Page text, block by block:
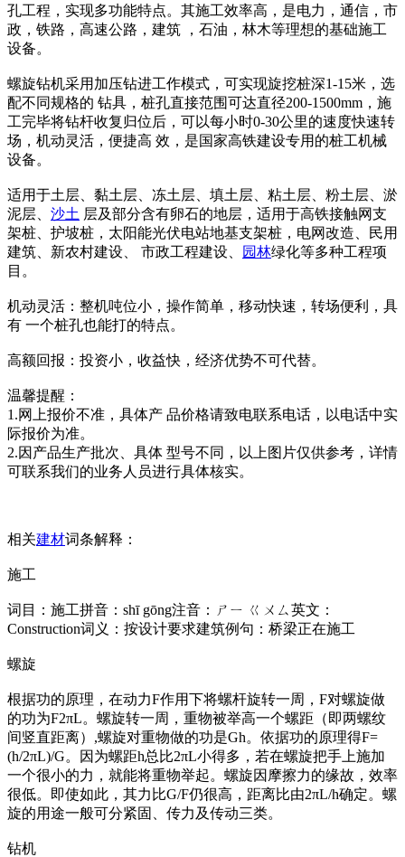
孔工程，实现多功能特点。其施工效率高，是电力，通信，市
政，铁路，高速公路，建筑 ，石油，林木等理想的基础施工
设备。
螺旋钻机采用加压钻进工作模式，可实现旋挖桩深1-15米，选
配不同规格的 钻具，桩孔直接范围可达直径200-1500mm，施
工完毕将钻杆收复归位后，可以每小时0-30公里的速度快速转
场，机动灵活，便捷高 效，是国家高铁建设专用的桩工机械
设备。
适用于土层、黏土层、冻土层、填土层、粘土层、粉土层、淤
泥层、 沙土 层及部分含有卵石的地层，适用于高铁接触网支
架桩、护坡桩，太阳能光伏电站地基支架桩，电网改造、民用
建筑、新农村建设、 市政工程建设、
园林绿化等多种工程项
目。
机动灵活：整机吨位小，操作简单，移动快速，转场便利，具
有 一个桩孔也能打的特点。
高额回报：投资小，收益快，经济优势不可代替。
温馨提醒：
1.网上报价不准，具体产 品价格请致电联系电话，以电话中实
际报价为准。
2.因产品生产批次、具体 型号不同，以上图片仅供参考，详情
可联系我们的业务人员进行具体核实。
相关建材词条解释：
施工
词目：施工拼音：shī gōng注音：ㄕㄧ ㄍㄨㄙ英文：
Construction词义：按设计要求建筑例句：桥梁正在施工
螺旋
根据功的原理，在动力F作用下将螺杆旋转一周，F对螺旋做
的功为F2πL。螺旋转一周，重物被举高一个螺距（即两螺纹
间竖直距离）,螺旋对重物做的功是Gh。依据功的原理得F=
(h/2πL)/G。因为螺距h总比2πL小得多，若在螺旋把手上施加
一个很小的力，就能将重物举起。螺旋因摩擦力的缘故，效率
很低。即使如此，其力比G/F仍很高，距离比由2πL/h确定。螺
旋的用途一般可分紧固、传力及传动三类。
钻机